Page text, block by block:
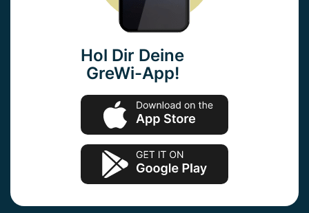
Hol Dir Deine
GreWi-App!